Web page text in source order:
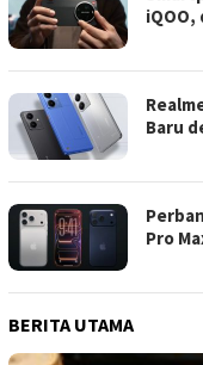
iQOO,
Baru
Pro
BERITA UTAMA